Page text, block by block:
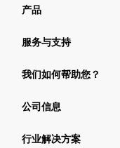
产品
服务与支持
我们如何帮助您？
公司信息
行业解决方案